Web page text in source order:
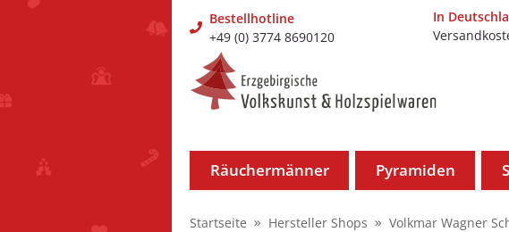
Bestellhotline
+49 (0) 3774 8690120
In
Räuchermänner Pyramiden
Startseite Hersteller Shops Volkmar Wagner